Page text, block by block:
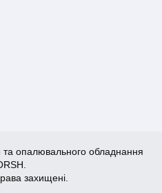
та опалювального обладнання
захищені.